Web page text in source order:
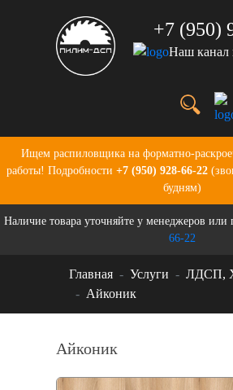
+7 (950)
Наш канал
Услуги
Портфолио
Производство
Бланки для заказов
Ищем распиловщика на форматно-
работы! Подробности +7 (950) 928-66-22
будням)
Наличие товара уточняйте у менеджеров или
66-22
Главная Услуги
ЛДСП,
Айконик
Айконик